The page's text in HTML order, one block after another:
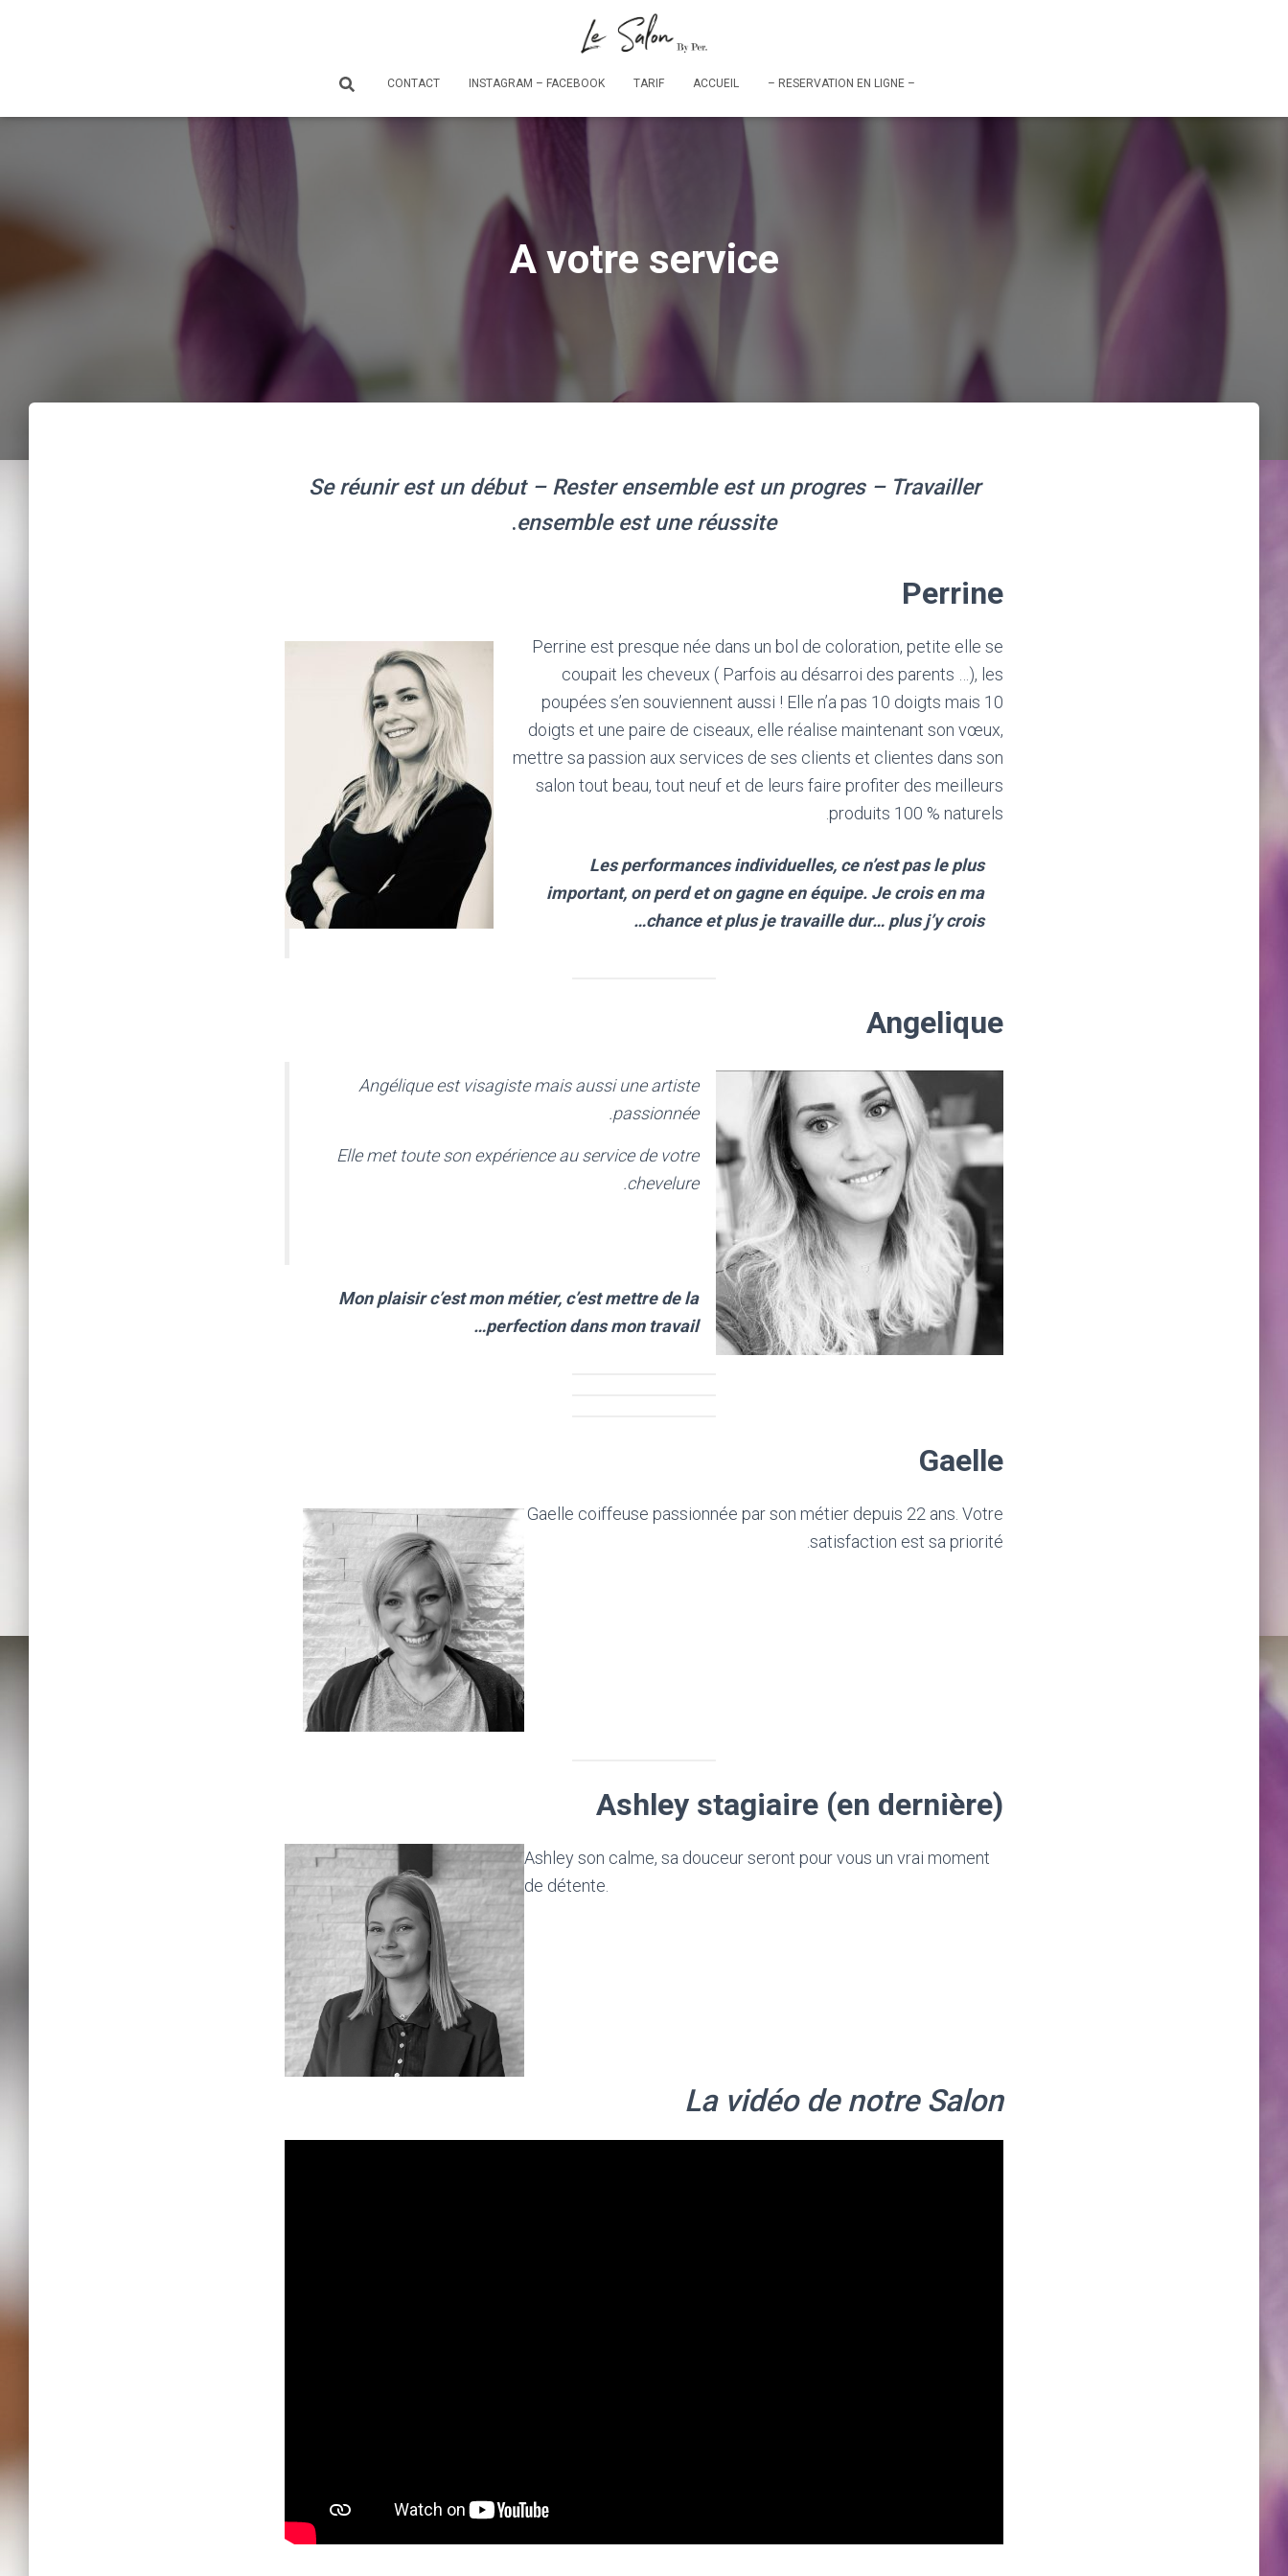
– RESERVATION EN LIGNE –
ACCUEIL
TARIF
INSTAGRAM – FACEBOOK
CONTACT
A votre service
Se réunir est un début – Rester ensemble est un progres – Travailler
ensemble est une réussite
.
Perrine
Perrine est presque née dans un bol de coloration, petite elle se
coupait les cheveux ( Parfois au désarroi des parents …), les
poupées s’en souviennent aussi ! Elle n’a pas 10 doigts mais 10
doigts et une paire de ciseaux, elle réalise maintenant son vœux,
mettre sa passion aux services de ses clients et clientes dans son
salon tout beau, tout neuf et de leurs faire profiter des meilleurs
produits 100 % naturels.
Les performances individuelles, ce n’est pas le plus
important, on perd et on gagne en équipe. Je crois en ma
chance et plus je travaille dur… plus j’y crois…
Angelique
Angélique est visagiste mais aussi une artiste
passionnée.
Elle met toute son expérience au service de votre
chevelure.
Mon plaisir c’est mon métier, c’est mettre de la
perfection dans mon travail…
Gaelle
Gaelle coiffeuse passionnée par son métier depuis 22 ans. Votre
satisfaction est sa priorité.
Ashley stagiaire (en dernière)
Ashley son calme, sa douceur seront pour vous un vrai moment
de détente.
La vidéo de notre Salon